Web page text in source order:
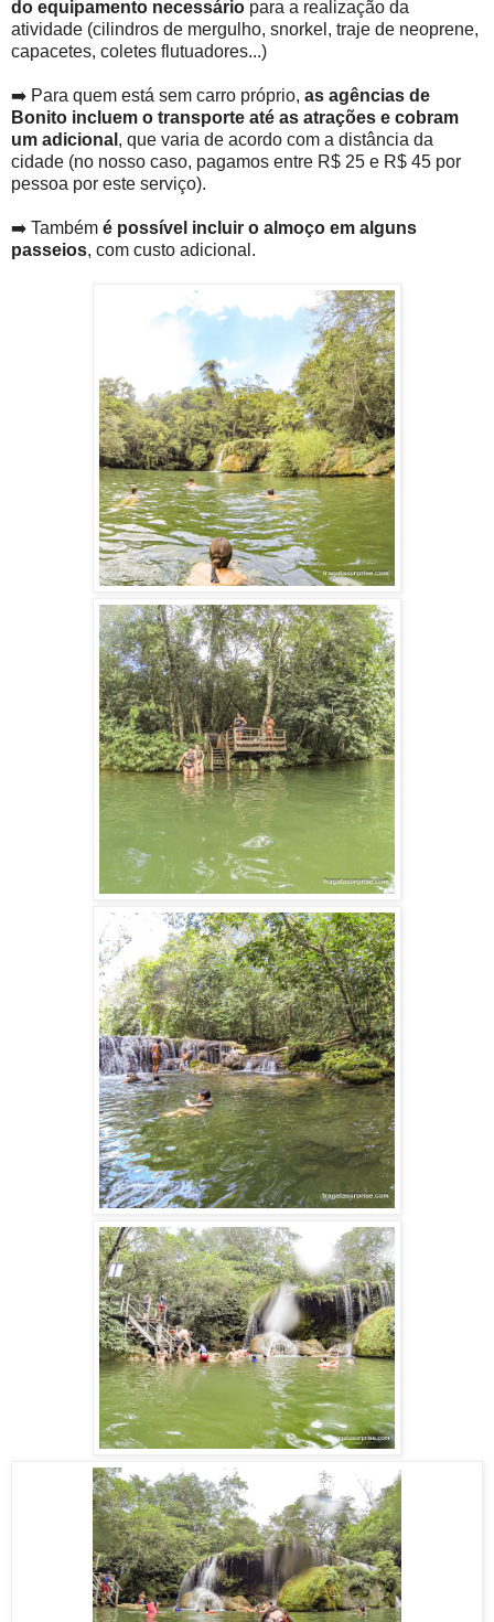
do equipamento necessário para a realização da
atividade (cilindros de mergulho, snorkel, traje de neoprene,
capacetes, coletes flutuadores...)
➡️ Para quem está sem carro próprio, as agências de
Bonito incluem o transporte até as atrações e cobram
um adicional , que varia de acordo com a distância da
cidade (no nosso caso, pagamos entre R$ 25 e R$ 45 por
pessoa por este serviço).
➡️ Também é possível incluir o almoço em alguns
passeios, com custo adicional.